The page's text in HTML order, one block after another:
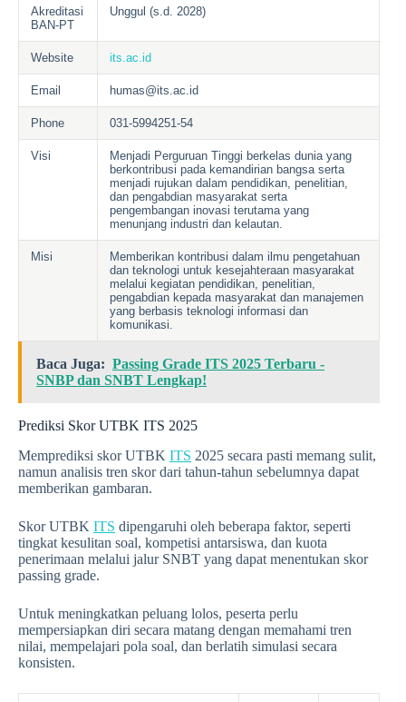
Akreditasi
BAN-PT
Unggul (s.d. 2028)
Website its.ac.id
Email humas@its.ac.id
Phone 031-5994251-54
Visi
Menjadi Perguruan Tinggi berkelas dunia yang
berkontribusi pada kemandirian bangsa serta
menjadi rujukan dalam pendidikan, penelitian,
dan pengabdian masyarakat serta
pengembangan inovasi terutama yang
menunjang industri dan kelautan.
Misi
Memberikan kontribusi dalam ilmu pengetahuan
dan teknologi untuk kesejahteraan masyarakat
melalui kegiatan pendidikan, penelitian,
pengabdian kepada masyarakat dan manajemen
yang berbasis teknologi informasi dan
komunikasi.
Baca Juga: Passing Grade ITS 2025 Terbaru -
SNBP dan SNBT Lengkap!
Prediksi Skor UTBK ITS 2025
Memprediksi skor UTBK ITS 2025 secara pasti memang sulit,
namun analisis tren skor dari tahun-tahun sebelumnya dapat
memberikan gambaran.
Skor UTBK ITS dipengaruhi oleh beberapa faktor, seperti
tingkat kesulitan soal, kompetisi antarsiswa, dan kuota
penerimaan melalui jalur SNBT yang dapat menentukan skor
passing grade.
Untuk meningkatkan peluang lolos, peserta perlu
mempersiapkan diri secara matang dengan memahami tren
nilai, mempelajari pola soal, dan berlatih simulasi secara
konsisten.